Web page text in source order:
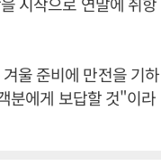
울 준비에 만전을 기하
분에게 보답할 것"이라